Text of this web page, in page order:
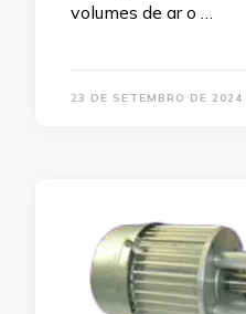
volumes de ar o …
23 DE SETEMBRO DE 2024